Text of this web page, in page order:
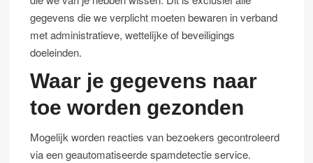
gegevens die we verplicht moeten bewaren in verband
met administratieve, wettelijke of beveiligings
doeleinden.
Waar je gegevens naar
toe worden gezonden
Mogelijk worden reacties van bezoekers gecontroleerd
via een geautomatiseerde spamdetectie service.